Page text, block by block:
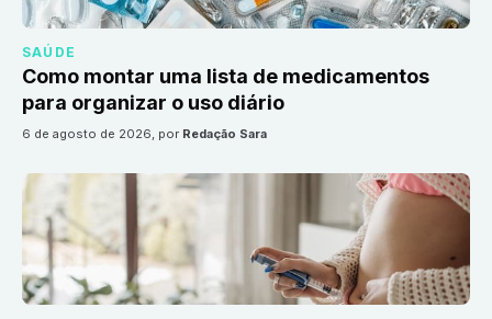
SAÚDE
Como montar uma lista de medicamentos
para organizar o uso diário
6 de agosto de 2026, por Redação Sara